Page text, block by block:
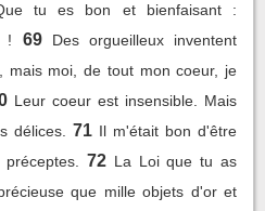
tu es bon et bienfaisant :
!
69
Des orgueilleux inventent
mais moi, de tout mon coeur, je
Leur coeur est insensible. Mais
délices.
71 Il m'était bon d'être
72 La Loi que tu as
que mille objets d'or et